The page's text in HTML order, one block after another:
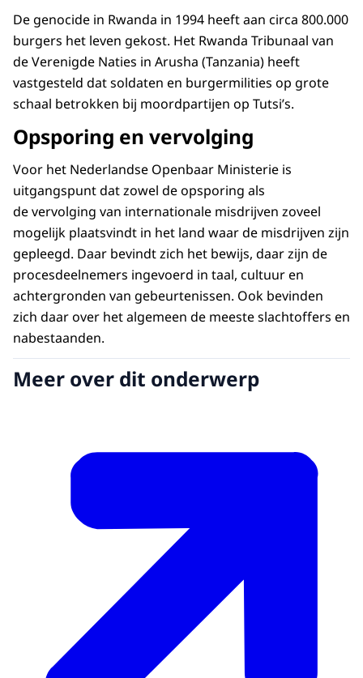
De genocide in Rwanda in 1994 heeft aan circa 800.000
burgers het leven gekost. Het Rwanda Tribunaal van
de Verenigde Naties in Arusha (Tanzania) heeft
vastgesteld dat soldaten en burgermilities op grote
schaal betrokken bij moordpartijen op Tutsi’s.
Opsporing en vervolging
Voor het Nederlandse Openbaar Ministerie is
uitgangspunt dat zowel de opsporing als
de vervolging van internationale misdrijven zoveel
mogelijk plaatsvindt in het land waar de misdrijven zijn
gepleegd. Daar bevindt zich het bewijs, daar zijn de
procesdeelnemers ingevoerd in taal, cultuur en
achtergronden van gebeurtenissen. Ook bevinden
zich daar over het algemeen de meeste slachtoffers en
nabestaanden.
Meer over dit onderwerp